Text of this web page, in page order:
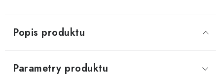
Popis produktu
Parametry produktu